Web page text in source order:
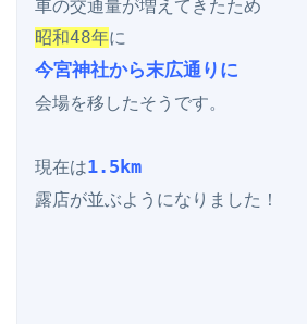
昭和48年
今宮神社から末広通りに
会場を移したそうです。
現在は1.5km
露店が並ぶようになりました！